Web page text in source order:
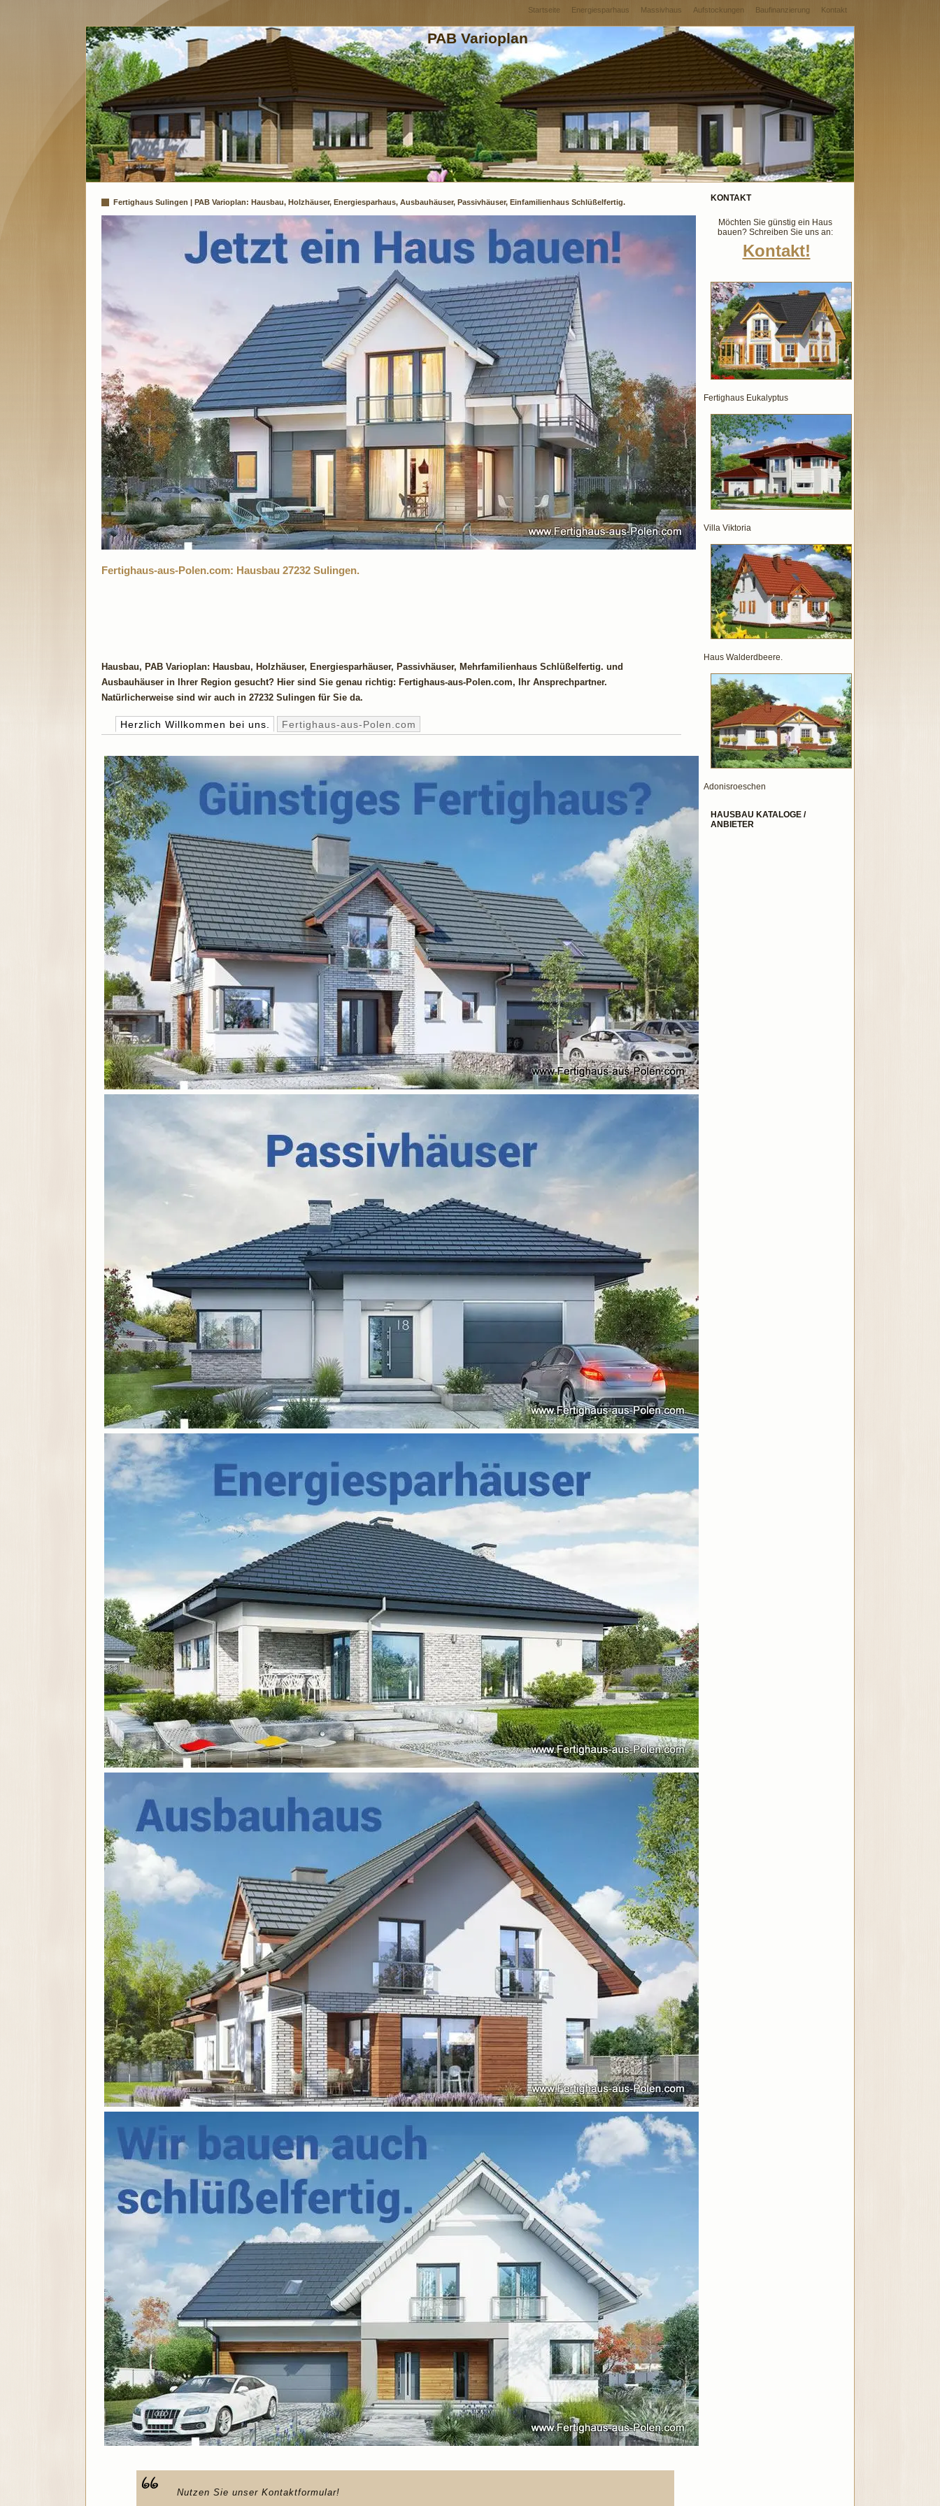
Startseite Energiesparhaus Massivhaus Aufstockungen Baufinanzierung Kontakt
PAB Varioplan
Fertighaus Sulingen | PAB Varioplan: Hausbau, Holzhäuser, Energiesparhaus, Ausbauhäuser, Passivhäuser, Einfamilienhaus Schlüßelfertig.
Fertighaus-aus-Polen.com: Hausbau 27232 Sulingen.
Hausbau, PAB Varioplan: Hausbau, Holzhäuser, Energiesparhäuser, Passivhäuser, Mehrfamilienhaus Schlüßelfertig. und
Ausbauhäuser in Ihrer Region gesucht? Hier sind Sie genau richtig: Fertighaus-aus-Polen.com, Ihr Ansprechpartner.
Natürlicherweise sind wir auch in 27232 Sulingen für Sie da.
Herzlich Willkommen bei uns. Fertighaus-aus-Polen.com
Nutzen Sie unser Kontaktformular!
KONTAKT
Möchten Sie günstig ein Haus
bauen? Schreiben Sie uns an:
Kontakt!
Fertighaus Eukalyptus
Villa Viktoria
Haus Walderdbeere.
Adonisroeschen
HAUSBAU KATALOGE /
ANBIETER